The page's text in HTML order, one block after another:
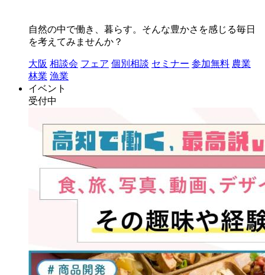
自然の中で働き、暮らす。そんな豊かさを感じる毎日
を考えてみませんか？
大阪 相談会 フェア 個別相談 セミナー 参加無料 農業
林業 漁業
イベント
受付中